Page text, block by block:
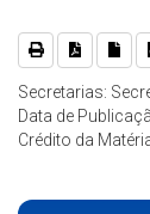
Secretarias:
Data de
Crédito da